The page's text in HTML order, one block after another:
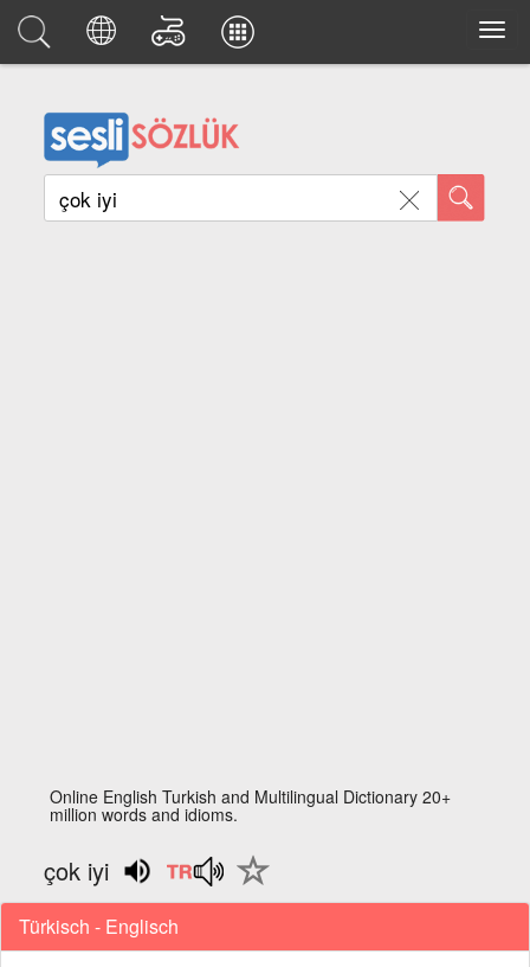
Online English Turkish and Multilingual Dictionary 20+
million words and idioms.
çok iyi
Türkisch - Englisch